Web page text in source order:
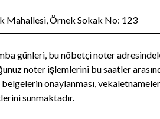
Mahallesi, Örnek Sokak No: 123
günleri, bu nöbetçi noter
noter işlemlerini bu saatler
onaylanması,
sunmaktadır.